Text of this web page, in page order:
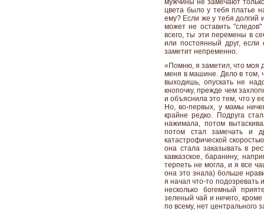
мужчины не замечают
цвета было у тебя платье
ему? Если же у тебя долгий
может не оставить
всего, ты эти перемены в
или постоянный друг,
заметит непременно.
«Помню, я заметил, что моя
меня в машине. Дело в том,
выходишь, опускать не
кнопочку, прежде чем
и объяснила это тем, что у
Но, во-первых, у мамы
крайне редко. Подруга
нажимала, потом
потом стал замечать и
катастрофической
она стала заказывать в
кавказское, баранину,
терпеть не могла, и я все
она это знала) больше
я начал что-то подозревать
несколько богемный
зеленый чай и ничего,
по всему, нет центрального